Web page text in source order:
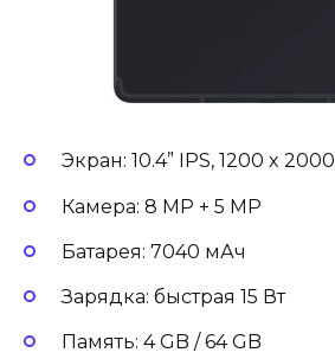
Экран: 10.4” IPS, 1200 x 2000
Камера: 8 MP + 5 MP
Батарея: 7040 мАч
Зарядка: быстрая 15 Вт
Память: 4 GB / 64 GB